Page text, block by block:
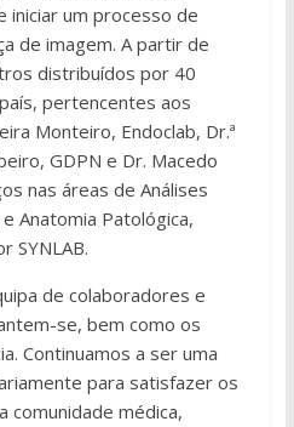
iniciar um processo de
de imagem. A partir de
distribuídos por 40
pertencentes aos
Monteiro, Endoclab, Dr.ª
GDPN e Dr. Macedo
nas áreas de Análises
Anatomia Patológica,
SYNLAB.
de colaboradores e
se, bem como os
Continuamos a ser uma
para satisfazer os
comunidade médica,